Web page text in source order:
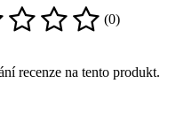
(0)
recenze na tento produkt.